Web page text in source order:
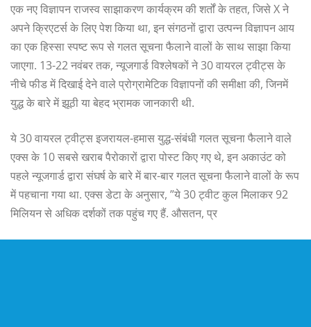
एक नए विज्ञापन राजस्व साझाकरण कार्यक्रम की शर्तों के तहत, जिसे X ने
अपने क्रिएटर्स के लिए पेश किया था, इन संगठनों द्वारा उत्पन्न विज्ञापन आय
का एक हिस्सा स्पष्ट रूप से गलत सूचना फैलाने वालों के साथ साझा किया
जाएगा. 13-22 नवंबर तक, न्यूजगार्ड विश्लेषकों ने 30 वायरल ट्वीट्स के
नीचे फीड में दिखाई देने वाले प्रोग्रामेटिक विज्ञापनों की समीक्षा की, जिनमें
युद्ध के बारे में झूठी या बेहद भ्रामक जानकारी थी.
ये 30 वायरल ट्वीट्स इजरायल-हमास युद्ध-संबंधी गलत सूचना फैलाने वाले
एक्स के 10 सबसे खराब पैरोकारों द्वारा पोस्ट किए गए थे, इन अकाउंट को
पहले न्यूजगार्ड द्वारा संघर्ष के बारे में बार-बार गलत सूचना फैलाने वालों के रूप
में पहचाना गया था. एक्स डेटा के अनुसार, ”ये 30 ट्वीट कुल मिलाकर 92
मिलियन से अधिक दर्शकों तक पहुंच गए हैं. औसतन, प्र